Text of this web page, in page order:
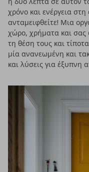
χρόνο και ενέργεια
ανταμειφθείτε! Μια
χώρο, χρήματα και σας
τη θέση τους και
μία ανανεωμένη και
και λύσεις για έξυπνη